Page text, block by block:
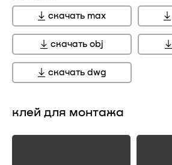
скачать max
скачать obj
скачать dwg
клей для монтажа